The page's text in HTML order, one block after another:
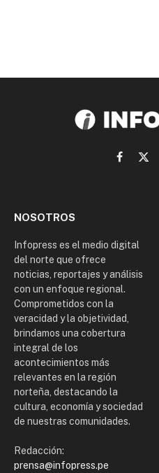
Facebook
X
NOSOTROS
Infopress es el medio digital
del norte que ofrece
noticias, reportajes y análisis
con un enfoque regional.
Comprometidos con la
veracidad y la objetividad,
brindamos una cobertura
integral de los
acontecimientos más
relevantes en la región
norteña, destacando la
cultura, economía y sociedad
de nuestras comunidades.
Redacción:
prensa@infopress.pe